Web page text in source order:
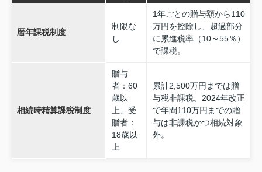
暦年課税制度
制限な
し
1年ごとの贈与額から110
万円を控除し、超過部分
に累進税率（10～55％）
で課税。
相続時精算課税制度
贈与
者：60
歳以
上、受
贈者：
18歳以
上
累計2,500万円までは贈
与税非課税。2024年改正
で年間110万円までの贈
与は非課税かつ相続対象
外。